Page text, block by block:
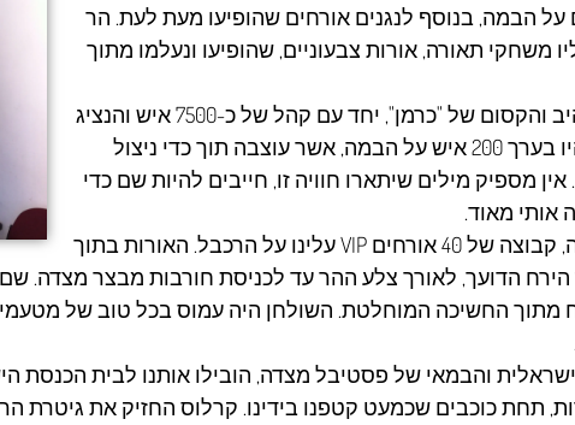
נפלאים. ספרתי 22 נגנים על הבמה, בנוסף לנגנים אורחים שהופיעו מעת לעת. הר
תאורה, אורות צבעוניים, שהופיעו ונעלמו מתוך
למחרת בלילה הלכנו למופע המרהיב והקסום של "כרמן", יחד עם קהל של כ-7500 איש והנציג
שלי בישראל, מרסלו רייך. לדעתי היו בערך 200 איש על הבמה, אשר עוצבה תוך כדי ניצול
מספיק מילים שיתארו חוויה זו, חייבים להיות שם כדי
אותי מאוד.
אחרי ההופעה, בסביבות 1:30 בלילה, קבוצה של 40 אורחים VIP עלינו על הרכבל. האורות בתוך
הירח הדועך, לאורך צלע ההר עד לכניסת חורבות מבצר מצדה.
מתוך החשיכה המוחלטת. השולחן היה עמוס בכל טוב של מטעמים,
והבמאי של פסטיבל מצדה, הובילו אותנו לבית הכנסת
תחת כוכבים שכמעט קטפנו בידינו. קרלוס החזיק את גיטרת ה